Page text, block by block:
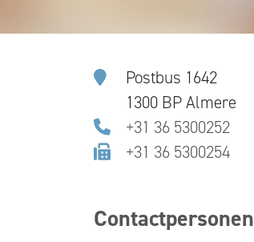
Postbus 1642
1300 BP Almere
+31 36 5300252
+31 36 5300254
Contactpersonen